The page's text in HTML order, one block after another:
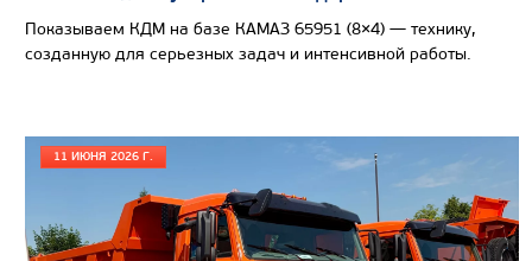
Узнать цену
САМОСВАЛ КАМАЗ-65802
Показываем КДМ на базе КАМАЗ 65951 (8×4) — технику,
созданную для серьезных задач и интенсивной работы.
11 ИЮНЯ 2026 Г.